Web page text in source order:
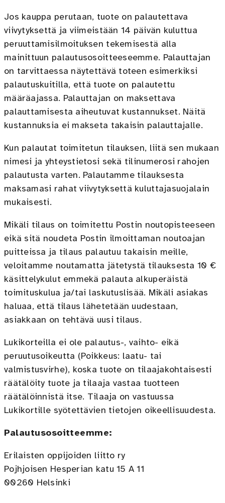
Jos kauppa perutaan, tuote on palautettava
viivytyksettä ja viimeistään 14 päivän kuluttua
peruuttamisilmoituksen tekemisestä alla
mainittuun palautusosoitteeseemme. Palauttajan
on tarvittaessa näytettävä toteen esimerkiksi
palautuskuitilla, että tuote on palautettu
määräajassa. Palauttajan on maksettava
palauttamisesta aiheutuvat kustannukset. Näitä
kustannuksia ei makseta takaisin palauttajalle.
Kun palautat toimitetun tilauksen, liitä sen mukaan
nimesi ja yhteystietosi sekä tilinumerosi rahojen
palautusta varten. Palautamme tilauksesta
maksamasi rahat viivytyksettä kuluttajasuojalain
mukaisesti.
Mikäli tilaus on toimitettu Postin noutopisteeseen
eikä sitä noudeta Postin ilmoittaman noutoajan
puitteissa ja tilaus palautuu takaisin meille,
veloitamme noutamatta jätetystä tilauksesta 10 €
käsittelykulut emmekä palauta alkuperäistä
toimituskulua ja/tai laskutuslisää. Mikäli asiakas
haluaa, että tilaus lähetetään uudestaan,
asiakkaan on tehtävä uusi tilaus.
Lukikorteilla ei ole palautus-, vaihto- eikä
peruutusoikeutta (Poikkeus: laatu- tai
valmistusvirhe), koska tuote on tilaajakohtaisesti
räätälöity tuote ja tilaaja vastaa tuotteen
räätälöinnistä itse. Tilaaja on vastuussa
Lukikortille syötettävien tietojen oikeellisuudesta.
Palautusosoitteemme:
Erilaisten oppijoiden liitto ry
Pojhjoisen Hesperian katu 15 A 11
00260 Helsinki